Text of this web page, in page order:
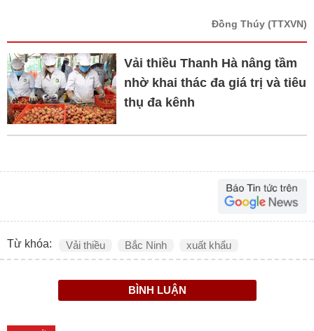
Đồng Thúy (TTXVN)
Vải thiều Thanh Hà nâng tầm
nhờ khai thác đa giá trị và tiêu
thụ đa kênh
Từ khóa: Vải thiều Bắc Ninh xuất khẩu
BÌNH LUẬN